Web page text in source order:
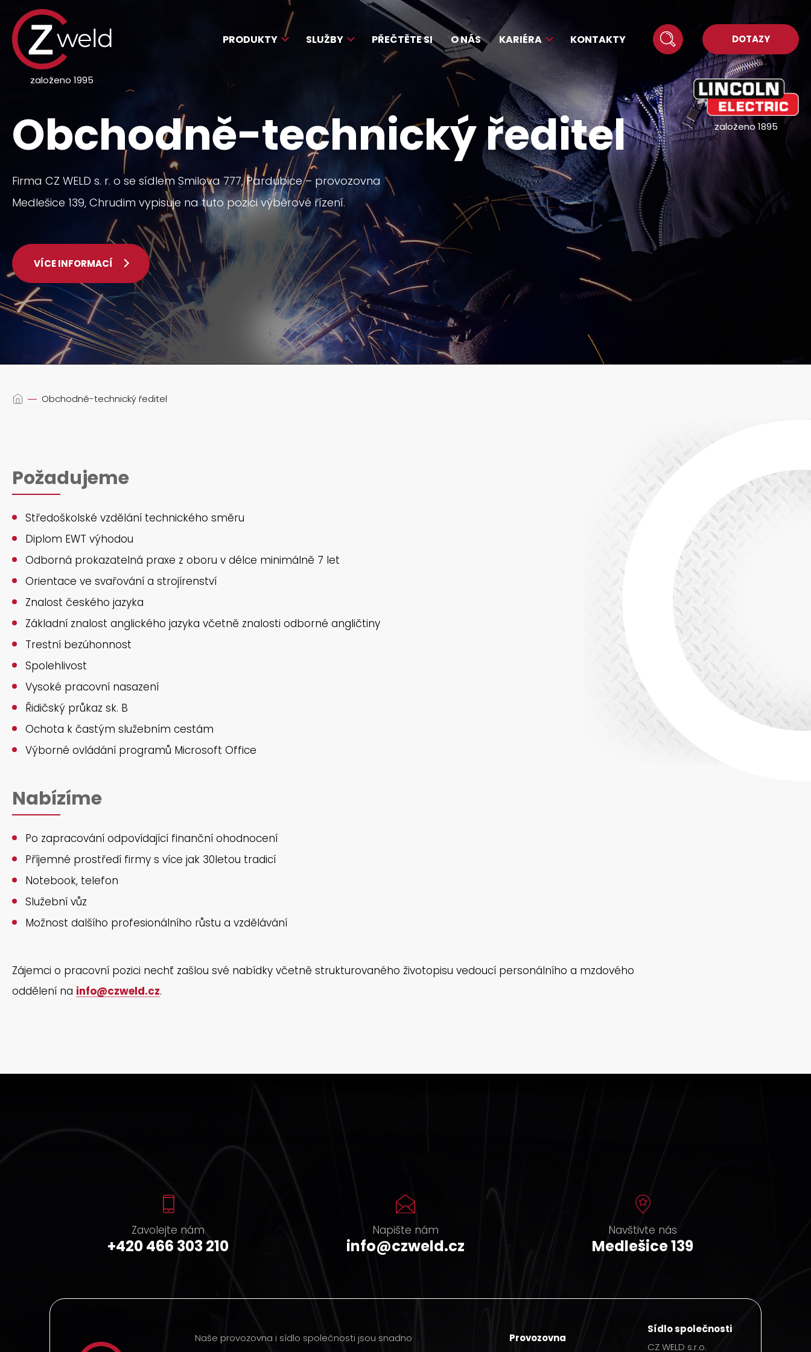
založeno 1995
PRODUKTY SLUŽBY PŘEČTĚTE SI O NÁS KARIÉRA KONTAKTY DOTAZY
založeno 1895
Obchodně-technický ředitel
Firma CZ WELD s. r. o se sídlem Smilova 777, Pardubice – provozovna
Medlešice 139, Chrudim vypisuje na tuto pozici výběrové řízení.
VÍCE INFORMACÍ
Obchodně-technický ředitel
Požadujeme
Středoškolské vzdělání technického směru
Diplom EWT výhodou
Odborná prokazatelná praxe z oboru v délce minimálně 7 let
Orientace ve svařování a strojírenství
Znalost českého jazyka
Základní znalost anglického jazyka včetně znalosti odborné angličtiny
Trestní bezúhonnost
Spolehlivost
Vysoké pracovní nasazení
Řidičský průkaz sk. B
Ochota k častým služebním cestám
Výborné ovládání programů Microsoft Office
Nabízíme
Po zapracování odpovídající finanční ohodnocení
Příjemné prostředí firmy s více jak 30letou tradicí
Notebook, telefon
Služební vůz
Možnost dalšího profesionálního růstu a vzdělávání
Zájemci o pracovní pozici nechť zašlou své nabídky včetně strukturovaného životopisu vedoucí personálního a mzdového
oddělení na info@czweld.cz.
Zavolejte nám
+420 466 303 210
Napište nám
info@czweld.cz
Navštivte nás
Medlešice 139
Naše provozovna i sídlo společnosti jsou snadno
Provozovna
Sídlo společnosti
CZ WELD s.r.o.